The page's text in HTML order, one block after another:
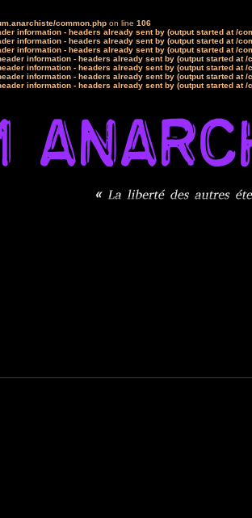
common.php on line 106
information - headers already sent by (output started at /
information - headers already sent by (output started at /
information - headers already sent by (output started at /
information - headers already sent by (output started at /
information - headers already sent by (output started at /
information - headers already sent by (output started at /
information - headers already sent by (output started at /